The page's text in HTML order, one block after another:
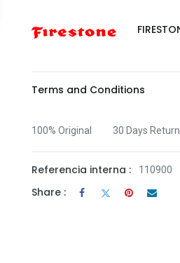
Terms and Conditions
100% Original 30 Days Return
Referencia interna : 110900
Share :